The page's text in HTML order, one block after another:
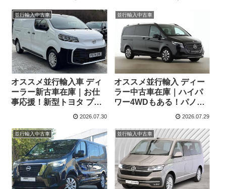
ンドル
並行輸入中古車
オススメ並行輸入車 ディ
ーラー新古車在庫｜お仕
事応援！新型トヨタ プロ
エース パネルバン 2.0D
ハンドル
2026.07.30
並行輸入中古車
オススメ並行輸入 ディー
ラー中古車在庫｜ハイパ
ワー4WDもある！パノラ
マルーフ！メルセデスベ
ンギャルド ロング 4Matic
9G-Tronic 左ハンドル
2026.07.29
並行輸入中古車 並行輸入中古車